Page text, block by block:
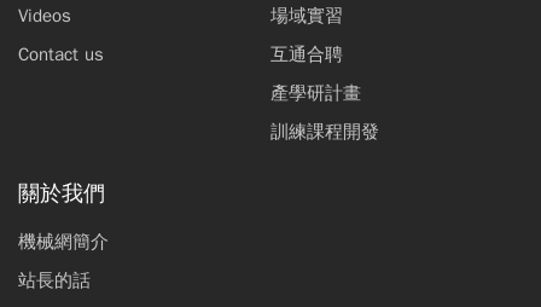
Videos
Contact us
場域實習
互通合聘
產學研計畫
訓練課程開發
關於我們
機械網簡介
站長的話